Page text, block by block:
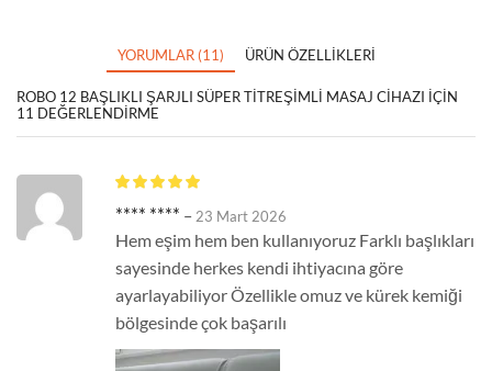
YORUMLAR (11) ÜRÜN ÖZELLIKLERI
ROBO 12 BAŞLIKLI ŞARJLI SÜPER TITREŞIMLI MASAJ CIHAZI IÇIN
11 DEĞERLENDIRME
**** **** – 23 Mart 2026
Hem eşim hem ben kullanıyoruz Farklı başlıkları
sayesinde herkes kendi ihtiyacına göre
ayarlayabiliyor Özellikle omuz ve kürek kemiği
bölgesinde çok başarılı